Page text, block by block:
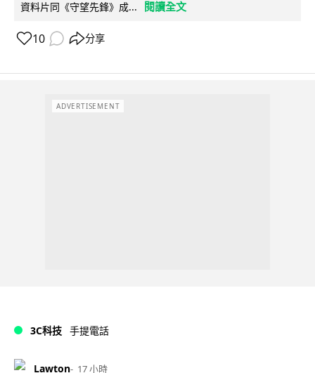
資料片同《守望先鋒》成...
閱讀全文
10 分享
ADVERTISEMENT
3C科技 手提電話
Lawton 17 小時